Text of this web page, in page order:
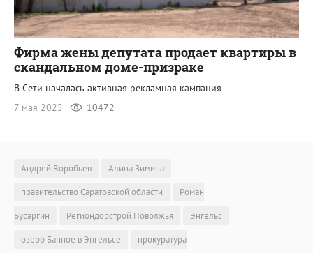
Фирма жены депутата продает квартиры в
скандальном доме-призраке
В Сети началась активная рекламная кампания
7 мая 2025
10472
Андрей Воробьев
Алина Зимина
правительство Саратовской области
Роман
Бусаргин
Региондорстрой Поволжья
Энгельс
озеро Банное в Энгельсе
прокуратура